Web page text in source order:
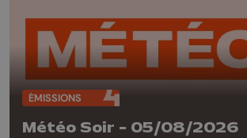
ÉMISSIONS
Météo Soir - 05/08/2026